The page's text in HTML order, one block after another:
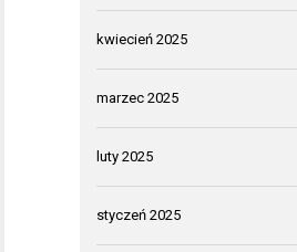
kwiecień 2025
marzec 2025
luty 2025
styczeń 2025